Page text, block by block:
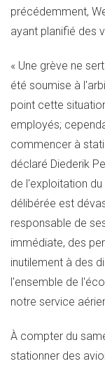
précédemment,
ayant planifié des
« Une grève ne
été soumise à
point cette
employés;
commencer à
déclaré Diederik
de l'exploitation
délibérée est
responsable de
immédiate, des
inutilement à des
l'ensemble de
notre service
À compter du
stationner des